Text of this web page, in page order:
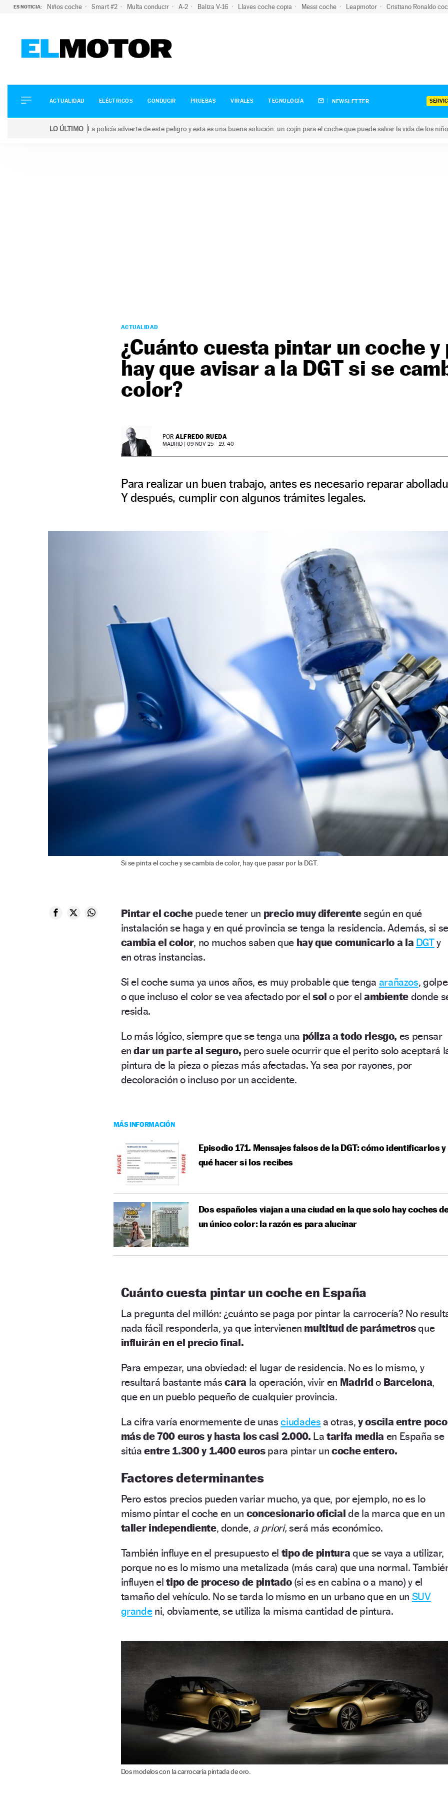
ES NOTICIA: Niños coche Smart #2 Multa conducir A-2 Baliza V-16 Llaves coche copia Messi coche Leapmotor Cristiano Ronaldo
ELÉCTRICOS
CONDUCIR
ACTUALIDAD ELÉCTRICOS CONDUCIR PRUEBAS VIRALES TECNOLOGÍA NEWSLETTER
LO ÚLTIMO La policía advierte de este peligro y esta es una buena solución: un cojín para el coche que puede salvar la vida de los
ACTUALIDAD
¿Cuánto cuesta pintar un coche y
hay que avisar a la DGT si se
color?
POR ALFREDO RUEDA
MADRID | 09 NOV 25 - 19: 40
Para realizar un buen trabajo, antes es necesario reparar
Y después, cumplir con algunos trámites legales.
Si se pinta el coche y se cambia de color, hay que pasar por la DGT.
Pintar el coche puede tener un precio muy diferentesegún en qué
instalación se haga y en qué provincia se tenga la residencia. Además, si se
cambia el color, no muchos saben quehay que comunicarlo a la DGTy
en otras instancias.
Si el coche suma ya unos años, es muy probable que tenga arañazos,
o que incluso el color se vea afectado por elsolo por el ambiente donde
resida.
Lo más lógico, siempre que se tenga una póliza a todo riesgo, es pensar
endar un parte al seguro, pero suele ocurrir que el perito solo aceptará
pintura de la pieza o piezas más afectadas. Ya sea por rayones, por
decoloración o incluso por un accidente.
MÁS INFORMACIÓN
Episodio 171. Mensajes falsos de la DGT: cómo identificarlos y
qué hacer si los recibes
Dos españoles viajan a una ciudad en la que solo hay coches
un único color: la razón es para alucinar
Cuánto cuesta pintar un coche en España
La pregunta del millón: ¿cuánto se paga por pintar la carrocería? No
nada fácil responderla, ya que intervienen multitud de parámetrosque
influirán en el precio final.
Para empezar, una obviedad: el lugar de residencia. No es lo mismo, y
resultará bastante máscara la operación, vivir en Madrido Barcelona,
que en un pueblo pequeño de cualquier provincia.
La cifra varía enormemente de unasciudades a otras, y oscila entre poco
más de 700 euros y hasta los casi 2.000. Latarifa media en España se
sitúaentre 1.300 y 1.400 eurospara pintar un coche entero.
Factores determinantes
Pero estos precios pueden variar mucho, ya que, por ejemplo, no es lo
mismo pintar el coche en un concesionario oficial de la marca que en un
taller independiente, donde, a priori, será más económico.
También influye en el presupuesto el tipo de pintura que se vaya a utilizar,
porque no es lo mismo una metalizada (más cara) que una normal.
influyen eltipo de proceso de pintado(si es en cabina o a mano) y el
tamaño del vehículo. No se tarda lo mismo en un urbano que en un SUV
grandeni, obviamente, se utiliza la misma cantidad de pintura.
Dos modelos con la carrocería pintada de oro.